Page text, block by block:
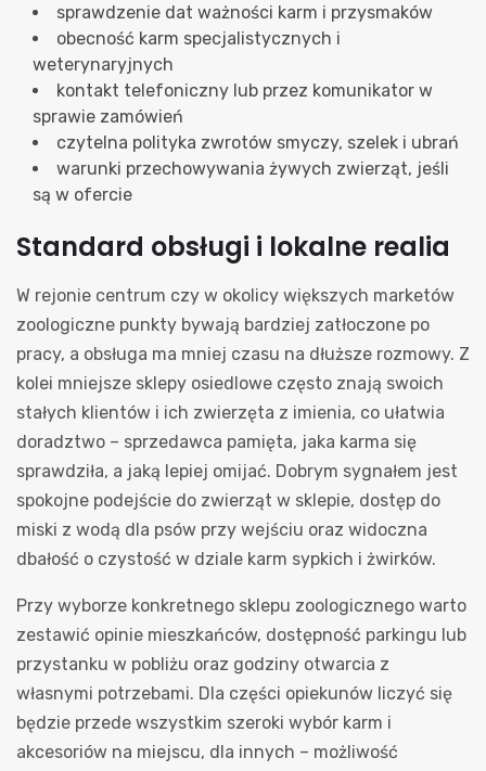
sprawdzenie dat ważności karm i przysmaków
obecność karm specjalistycznych i
weterynaryjnych
kontakt telefoniczny lub przez komunikator w
sprawie zamówień
czytelna polityka zwrotów smyczy, szelek i ubrań
warunki przechowywania żywych zwierząt, jeśli
są w ofercie
Standard obsługi i lokalne realia
W rejonie centrum czy w okolicy większych marketów
zoologiczne punkty bywają bardziej zatłoczone po
pracy, a obsługa ma mniej czasu na dłuższe rozmowy. Z
kolei mniejsze sklepy osiedlowe często znają swoich
stałych klientów i ich zwierzęta z imienia, co ułatwia
doradztwo – sprzedawca pamięta, jaka karma się
sprawdziła, a jaką lepiej omijać. Dobrym sygnałem jest
spokojne podejście do zwierząt w sklepie, dostęp do
miski z wodą dla psów przy wejściu oraz widoczna
dbałość o czystość w dziale karm sypkich i żwirków.
Przy wyborze konkretnego sklepu zoologicznego warto
zestawić opinie mieszkańców, dostępność parkingu lub
przystanku w pobliżu oraz godziny otwarcia z
własnymi potrzebami. Dla części opiekunów liczyć się
będzie przede wszystkim szeroki wybór karm i
akcesoriów na miejscu, dla innych – możliwość